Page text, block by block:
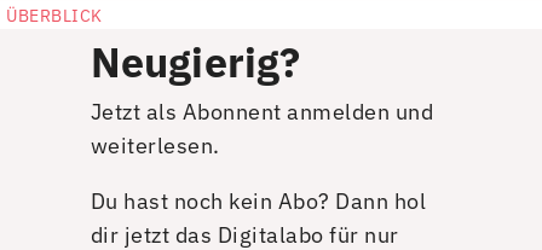
ÜBERBLICK
Neugierig?
Jetzt als Abonnent anmelden und
weiterlesen.
Du hast noch kein Abo? Dann hol
dir jetzt das Digitalabo für nur